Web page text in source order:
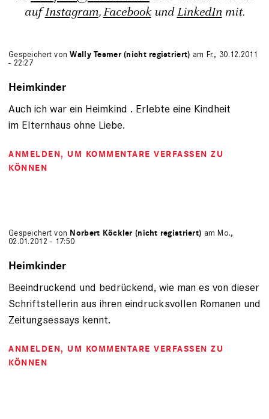
aufInstagram,FacebookundLinkedInmit.
Gespeichert vonWally Tesmer (nicht registriert) am Fr., 30.12.2011
- 22:27
Heimkinder
Auch ich war ein Heimkind . Erlebte eine Kindheit
im Elternhaus ohne Liebe.
ANMELDEN, UM KOMMENTARE VERFASSEN ZU
KÖNNEN
Gespeichert von Norbert Köckler (nicht registriert) am Mo.,
02.01.2012 - 17:50
Heimkinder
Beeindruckend und bedrückend, wie man es von dieser
Schriftstellerin aus ihren eindrucksvollen Romanen und
Zeitungsessays kennt.
ANMELDEN, UM KOMMENTARE VERFASSEN ZU
KÖNNEN